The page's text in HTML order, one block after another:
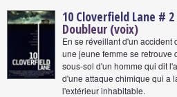
10 Cloverfield Lane #
Doubleur (voix)
En se réveillant d'un accident
une jeune femme se retrouve
sous-sol d'un homme qui dit
d'une attaque chimique qui a
l'extérieur inhabitable.